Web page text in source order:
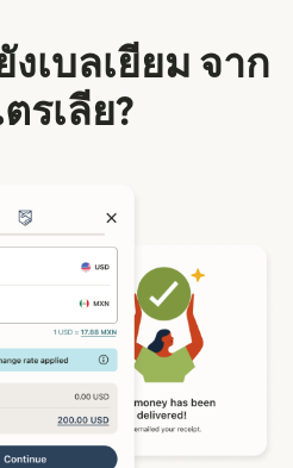
งเบลเยียม จาก
รเลีย?